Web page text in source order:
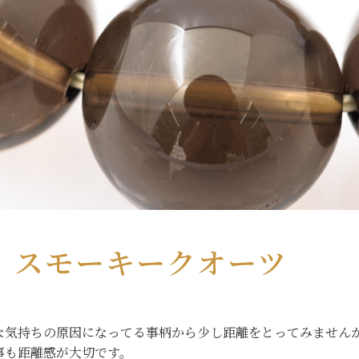
スモーキークオーツ
気持ちの原因になってる事柄から少し距離をとってみません
距離感が大切です。